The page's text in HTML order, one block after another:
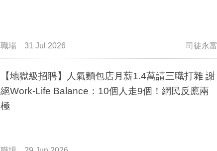
職場 31 Jul 2026 司徒永富
【地獄級招聘】人氣麵包店月薪1.4萬請三職打雜 謝
絕Work-Life Balance：10個人走9個！網民反應兩
極